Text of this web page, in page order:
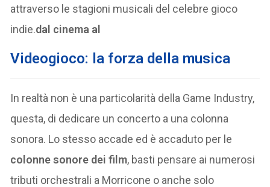
attraverso le stagioni musicali del celebre gioco
indie.dal cinema al
Videogioco: la forza della musica
In realtà non è una particolarità della Game Industry,
questa, di dedicare un concerto a una colonna
sonora. Lo stesso accade ed è accaduto per le
colonne sonore dei film, basti pensare ai numerosi
tributi orchestrali a Morricone o anche solo